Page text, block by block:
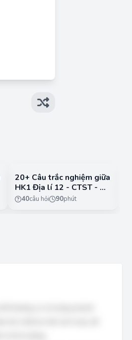
20+ Câu trắc nghiệm giữa
HK1 Địa lí 12 - CTST - Đề
4 40câu hỏi 90phút